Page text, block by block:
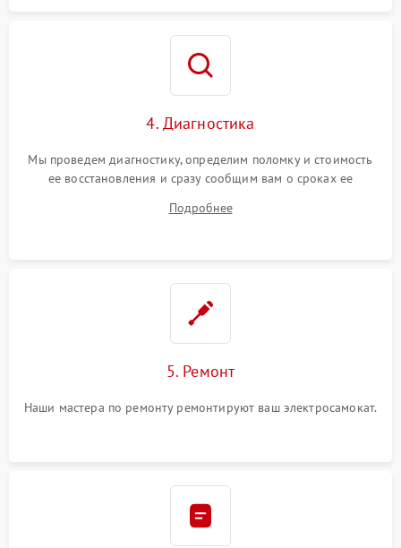
4. Диагностика
Мы проведем диагностику, определим поломку и стоимость
ее восстановления и сразу сообщим вам о сроках ее
Подробнее
5. Ремонт
Наши мастера по ремонту ремонтируют ваш электросамокат.